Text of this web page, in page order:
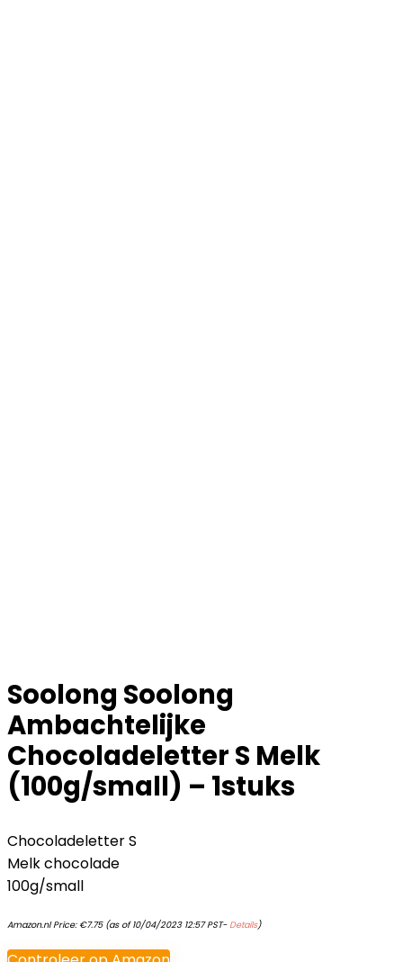
Soolong Soolong
Ambachtelijke
Chocoladeletter S Melk
(100g/small) – 1stuks
Chocoladeletter S
Melk chocolade
100g/small
Amazon.nl Price: €7.75(as of 10/04/2023 12:57 PST- Details)